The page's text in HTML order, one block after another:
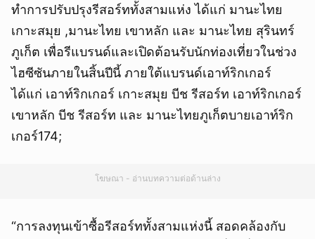
ทำการปรับปรุงรีสอร์ททั้งสามแห่ง ได้แก่ มานะไทย
เกาะสมุย ,มานะไทย เขาหลัก และ มานะไทย สุรินทร์
ภูเก็ต เพื่อรีแบรนด์และเปิดต้อนรับนักท่องเที่ยวในช่วง
ไฮซีซันภายในสิ้นปีนี้ ภายใต้แบรนด์เอาท์ริกเกอร์
ได้แก่ เอาท์ริกเกอร์ เกาะสมุย บีช รีสอร์ท เอาท์ริกเกอร์
เขาหลัก บีช รีสอร์ท และ มานะไทยภูเก็ตบายเอาท์ริก
เกอร์174;
โฆษณา - อ่านบทความต่อด้านล่าง
“การลงทุนเข้าซื้อรีสอร์ททั้งสามแห่งนี้ สอดคล้องกับ